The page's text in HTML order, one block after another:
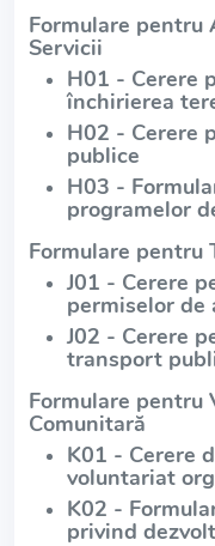
Formulare
Servicii
H01 - Cerere
închirierea
H02 - Cerere
publice
H03 -
programelor
Formulare pentru
J01 - Cerere
permiselor de
J02 - Cerere
transport
Formulare pentru
Comunitară
K01 - Cerere
voluntariat
K02 -
privind